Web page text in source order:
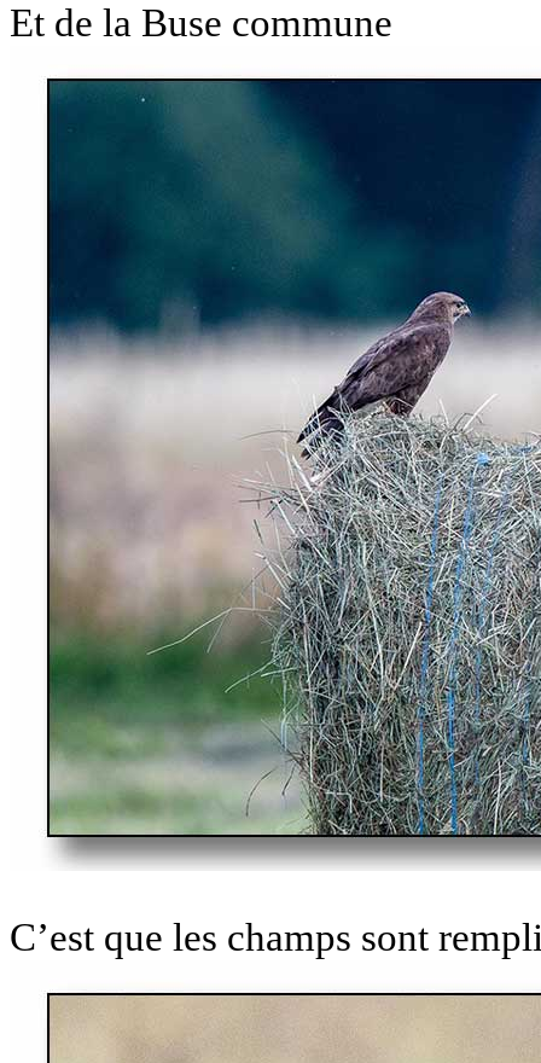
Et de la Buse commune
C’est que les champs sont